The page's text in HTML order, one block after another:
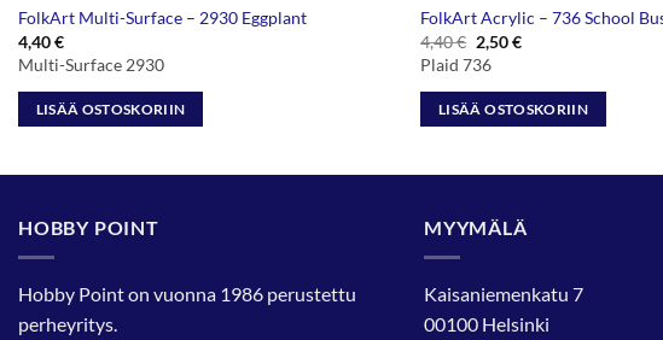
FolkArt Multi-Surface – 2930 Eggplant
4,40€
Multi-Surface 2930
LISÄÄ OSTOSKORIIN
FolkArt Acrylic – 736 School
4,40€ Alkuperäinen
hinta
oli:
4,40 €.
2,50€Nykyinen
2,50 €.
Plaid 736
LISÄÄ OSTOSKORIIN
HOBBY POINT
Hobby Point on vuonna 1986 perustettu
perheyritys.
MYYMÄLÄ
Kaisaniemenkatu 7
00100 Helsinki